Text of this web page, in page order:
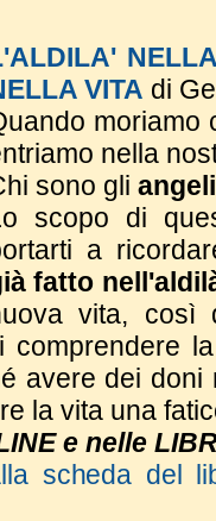
VITA di
moriamo
nella
sono gli angeli
scopo di
a
fatto
vita, così
comprendere
avere dei doni
la vita una
e nelle
scheda del